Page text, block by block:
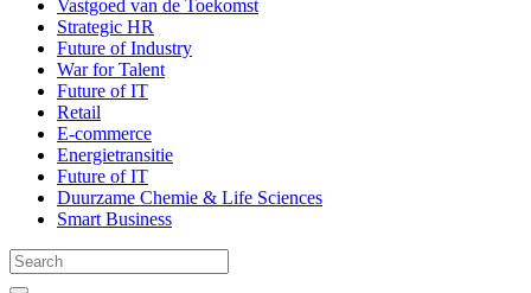
Vastgoed van de Toekomst
Strategic HR
Future of Industry
War for Talent
Future of IT
Retail
E-commerce
Energietransitie
Future of IT
Duurzame Chemie & Life Sciences
Smart Business